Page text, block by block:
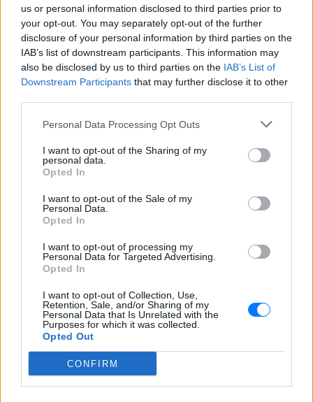
us or personal information disclosed to third parties prior to
your opt-out. You may separately opt-out of the further
disclosure of your personal information by third parties on the
IAB’s list of downstream participants. This information may
also be disclosed by us to third parties on the IAB’s List of
Downstream Participants that may further disclose it to other
Personal Data Processing Opt Outs
I want to opt-out of the Sharing of my
personal data.
Opted In
I want to opt-out of the Sale of my
Personal Data.
Opted In
I want to opt-out of processing my
Personal Data for Targeted Advertising.
Opted In
I want to opt-out of Collection, Use,
Retention, Sale, and/or Sharing of my
Personal Data that Is Unrelated with the
Purposes for which it was collected.
Opted Out
CONFIRM
βανάκι ‑ Η αντίδραση του
οδηγού
ΣΉΜΕΡΑ
Στα πλάνα που δημοσιεύει το Mykonos
live TV, οι επιβάτες φαίνονται να
διασκεδάζουν με ιδιαίτερα έντονο
τρόπο, χοροπηδώντας, τραγουδώντας
και φωνάζοντας μέσα στο όχημα
Η Μαρία Μενούνος φόρεσε
ελληνικής σημαίας
που δεν ήξερα ότι μου έλειπε» σημειώνει
η Μαρία Μενούνος στο post της
Ο αδελφός της Αντζελίνα Τζολί
έκανε coming out στα 53 του
Τώρα, στα 53 του, μίλησε δημόσια για
κάτι που δεν χωρούσε σε εκείνη την
παλιά celebrity αφήγηση: είναι gay